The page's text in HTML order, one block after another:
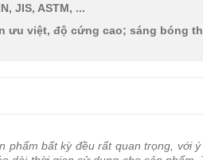
JIS, ASTM, ...
ưu việt, độ cứng cao; sáng bóng
phẩm bất kỳ đều rất quan trọng, với